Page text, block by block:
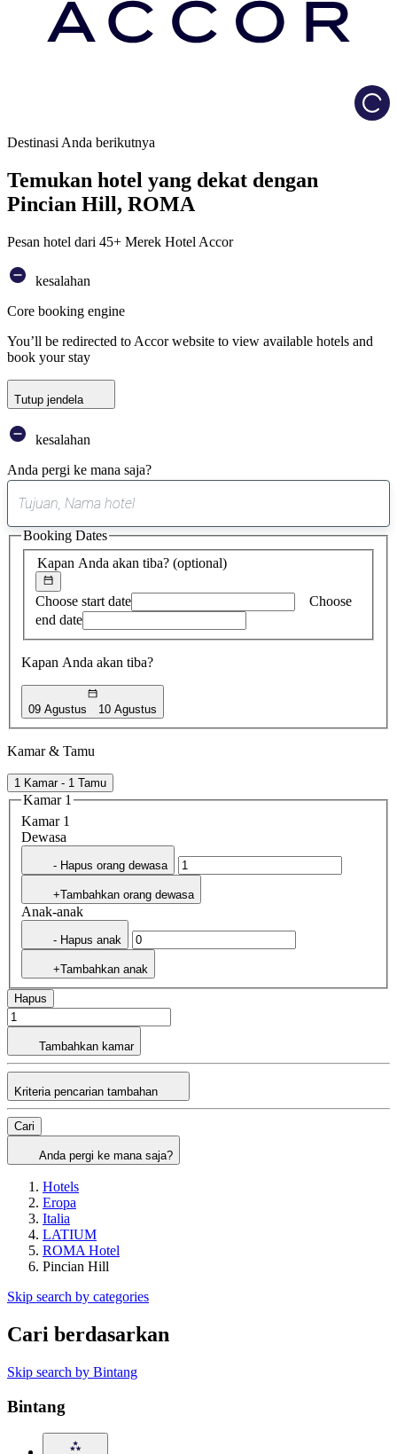
Destinasi Anda berikutnya
Temukan hotel yang dekat dengan
Pincian Hill, ROMA
Pesan hotel dari 45+ Merek Hotel Accor
kesalahan
Core booking engine
You’ll be redirected to Accor website to view available hotels and
book your stay
Tutup jendela
kesalahan
Anda pergi ke mana saja?
saran
ditemukan
Kapan Anda akan tiba? (optional)
Choose start date
Choose
end date
Kapan Anda akan tiba?
09 Agustus 10 Agustus
Booking Dates
Kamar & Tamu
1 Kamar - 1 Tamu
Kamar 1
Kamar 1
Dewasa
- Hapus orang dewasa
+Tambahkan orang dewasa
Anak-anak
- Hapus anak
+Tambahkan anak
Hapus
Tambahkan kamar
Kriteria pencarian tambahan
Cari
Anda pergi ke mana saja?
Hotels
Eropa
Italia
LATIUM
ROMA Hotel
Pincian Hill
Skip search by categories
Cari berdasarkan
Skip search by Bintang
Bintang